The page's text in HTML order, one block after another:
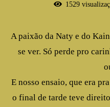
1529
A paixão da Naty e do
se ver. Só perde pro
E nosso ensaio, que era
o final de tarde teve